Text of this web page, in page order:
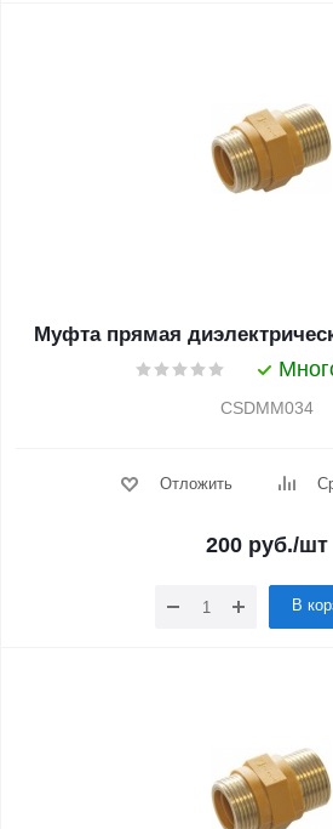
Муфта прямая
CSDMM034
Отложить
200 руб./шт
В